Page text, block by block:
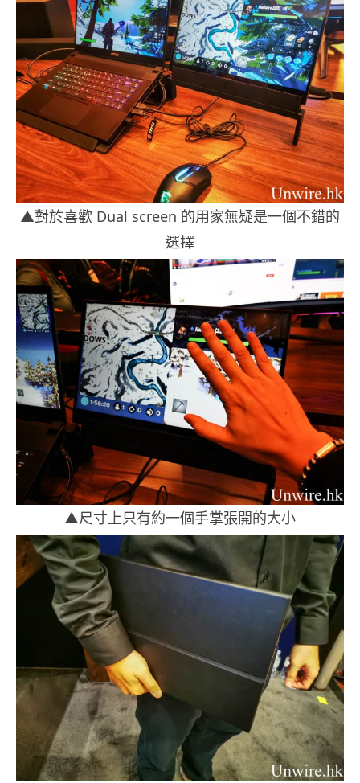
▲對於喜歡 Dual screen 的用家無疑是一個不錯的
選擇
▲尺寸上只有約一個手掌張開的大小